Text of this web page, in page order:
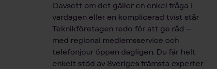
Oavsett om det gäller en enkel fråga i
vardagen eller en komplicerad tvist står
Teknikföretagen redo för att ge råd –
med regional medlemsservice och
telefonjour öppen dagligen. Du får helt
enkelt stöd av Sveriges främsta experter